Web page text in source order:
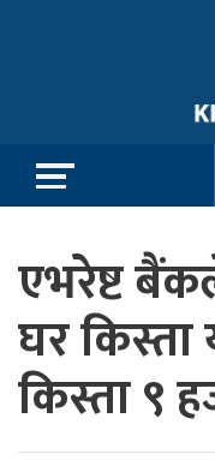
एभरेष्ट
घर
किस्ता ९